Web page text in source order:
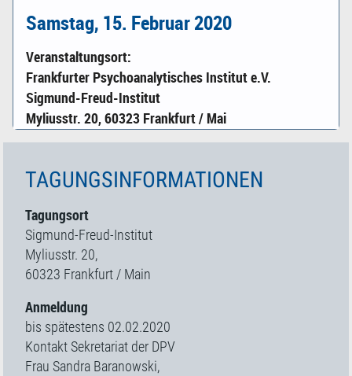
Samstag, 15. Februar 2020
Veranstaltungsort:
Frankfurter Psychoanalytisches Institut e.V.
Sigmund-Freud-Institut
Myliusstr. 20, 60323 Frankfurt / Mai
TAGUNGSINFORMATIONEN
Tagungsort
Sigmund-Freud-Institut
Myliusstr. 20,
60323 Frankfurt / Main
Anmeldung
bis spätestens 02.02.2020
Kontakt Sekretariat der DPV
Frau Sandra Baranowski,